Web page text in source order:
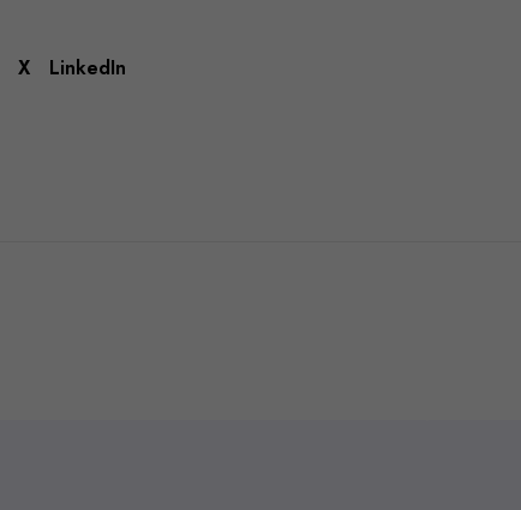
X LinkedIn